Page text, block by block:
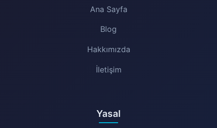
Ana Sayfa
Blog
Hakkımızda
İletişim
Yasal